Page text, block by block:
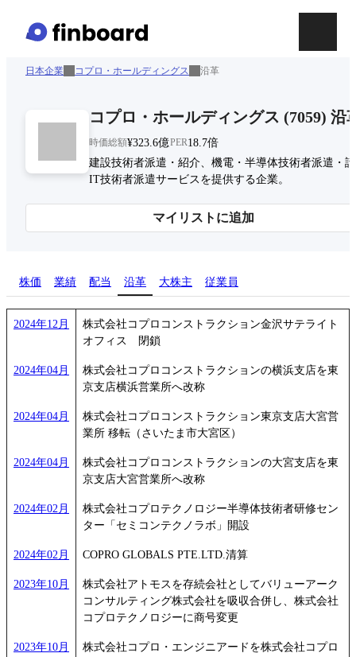
日本企業 コプロ・ホールディングス 沿革
コプロ・ホールディングス (7059) 沿
時価総額¥323.6億PER18.7倍
建設技術者派遣・紹介、機電・半導体技術者派遣・
IT技術者派遣サービスを提供する企業。
マイリストに追加
株価 業績 配当 沿革 大株主 従業員
2024年12月
株式会社コプロコンストラクション金沢サテライト
オフィス 閉鎖
2024年04月
株式会社コプロコンストラクションの横浜支店を東
京支店横浜営業所へ改称
2024年04月
株式会社コプロコンストラクション東京支店大宮営
業所 移転（さいたま市大宮区）
2024年04月
株式会社コプロコンストラクションの大宮支店を東
京支店大宮営業所へ改称
2024年02月
株式会社コプロテクノロジー半導体技術者研修セン
ター「セミコンテクノラボ」開設
2024年02月 COPRO GLOBALS PTE.LTD.清算
2023年10月
株式会社アトモスを存続会社としてバリューアーク
コンサルティング株式会社を吸収合併し、株式会社
コプロテクノロジーに商号変更
2023年10月
株式会社コプロ・エンジニアードを株式会社コプロ